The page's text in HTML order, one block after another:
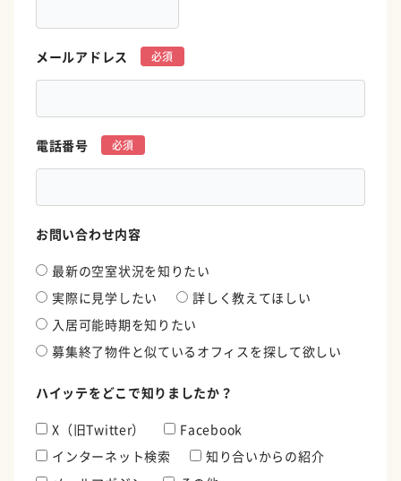
メールアドレス
電話番号
お問い合わせ内容
最新の空室状況を知りたい
実際に見学したい
詳しく教えてほしい
入居可能時期を知りたい
募集終了物件と似ているオフィスを探して欲しい
ハイッテをどこで知りましたか？
X（旧Twitter）
Facebook
インターネット検索
知り合いからの紹介